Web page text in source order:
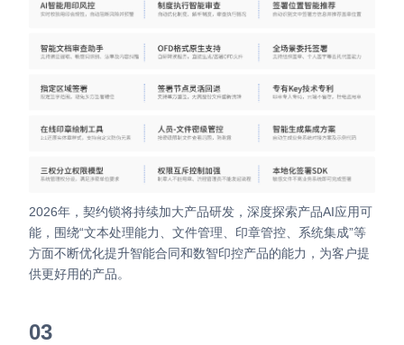
2026年，契约锁将持续加大产品研发，深度探索产品AI应用可
能，围绕“文本处理能力、文件管理、印章管控、系统集成”等
方面不断优化提升智能合同和数智印控产品的能力，为客户提
供更好用的产品。
03